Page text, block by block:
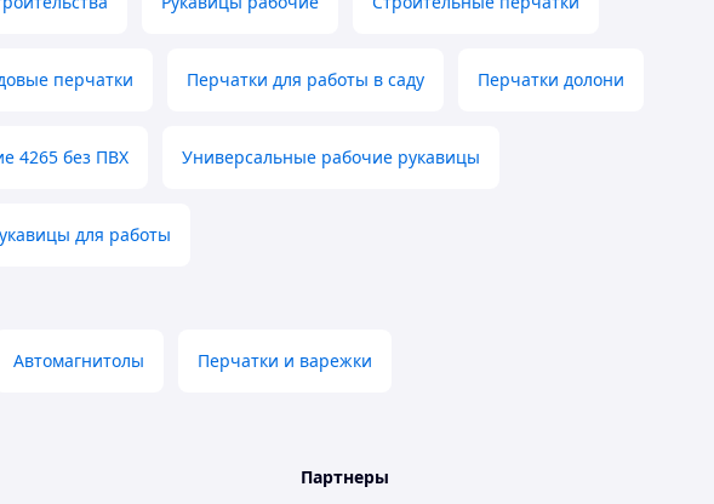
перчатки Перчатки для работы в саду Перчатки долони
4265 без ПВХ Универсальные рабочие рукавицы
для работы
Автомагнитолы Перчатки и варежки
Партнеры